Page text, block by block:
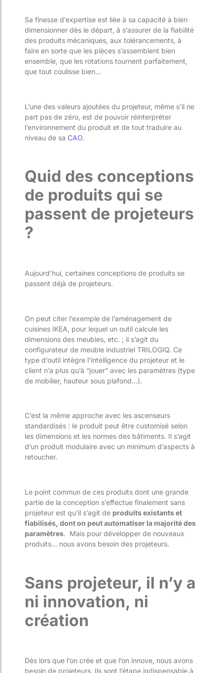
Sa finesse d’expertise est liée à sa capacité à bien
dimensionner dès le départ, à s’assurer de la fiabilité
des produits mécaniques, aux tolérancements, à
faire en sorte que les pièces s’assemblent bien
ensemble, que les rotations tournent parfaitement,
que tout coulisse bien…
L’une des valeurs ajoutées du projeteur, même s’il ne
part pas de zéro, est de pouvoir réinterpréter
l’environnement du produit et de tout traduire au
niveau de sa CAO.
Quid des conceptions
de produits qui se
passent de projeteurs
?
Aujourd’hui, certaines conceptions de produits se
passent déjà de projeteurs.
On peut citer l’exemple de l’aménagement de
cuisines IKEA, pour lequel un outil calcule les
dimensions des meubles, etc. ; il s’agit du
configurateur de meuble industriel TRILOGIQ. Ce
type d’outil intègre l’intelligence du projeteur et le
client n’a plus qu’à “jouer” avec les paramètres (type
de mobilier, hauteur sous plafond…).
C’est la même approche avec les ascenseurs
standardisés : le produit peut être customisé selon
les dimensions et les normes des bâtiments. Il s’agit
d’un produit modulaire avec un minimum d’aspects à
retoucher.
Le point commun de ces produits dont une grande
partie de la conception s’effectue finalement sans
projeteur est qu’il s’agit de produits existants et
fiabilisés, dont on peut automatiser la majorité des
paramètres. Mais pour développer de nouveaux
produits… nous avons besoin des projeteurs.
Sans projeteur, il n’y a
ni innovation, ni
création
Dès lors que l’on crée et que l’on innove, nous avons
besoin de projeteurs. Ils sont l’étape indispensable à